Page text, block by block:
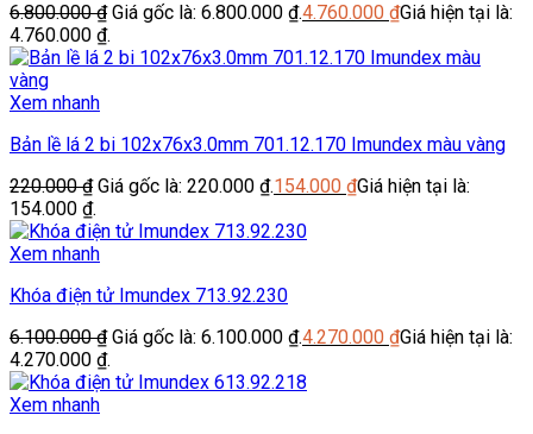
6.800.000₫ Giá gốc là: 6.800.000 ₫.4.760.000 ₫Giá hiện tại là:
4.760.000 ₫.
Xem nhanh
Bản lề lá 2 bi 102x76x3.0mm 701.12.170 Imundex màu vàng
220.000₫ Giá gốc là: 220.000 ₫.154.000 ₫Giá hiện tại là:
154.000 ₫.
Xem nhanh
Khóa điện tử Imundex 713.92.230
6.100.000₫ Giá gốc là: 6.100.000 ₫.4.270.000 ₫Giá hiện tại là:
4.270.000 ₫.
Xem nhanh